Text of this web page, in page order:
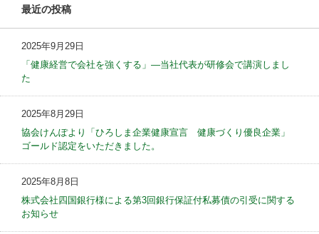
最近の投稿
2025年9月29日
「健康経営で会社を強くする」—当社代表が研修会で講演しまし
た
2025年8月29日
協会けんぽより「ひろしま企業健康宣言 健康づくり優良企業」
ゴールド認定をいただきました。
2025年8月8日
株式会社四国銀行様による第3回銀行保証付私募債の引受に関する
お知らせ